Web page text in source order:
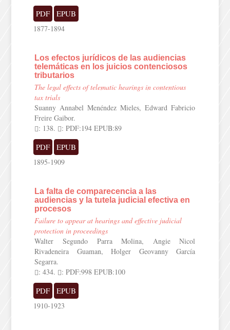
PDF EPUB
1877-1894
Los efectos jurídicos de las audiencias
telemáticas en los juicios contenciosos
tributarios
The legal effects of telematic hearings in contentious
tax trials
Suanny Annabel Menéndez Mieles, Edward Fabricio
Freire Gaibor.
: 138.
: PDF:194 EPUB:89
PDF EPUB
1895-1909
La falta de comparecencia a las
audiencias y la tutela judicial efectiva en
procesos
Failure to appear at hearings and effective judicial
protection in proceedings
Walter Segundo Parra Molina, Angie Nicol
Rivadeneira Guaman, Holger Geovanny García
Segarra.
: 434.
: PDF:998 EPUB:100
PDF EPUB
1910-1923